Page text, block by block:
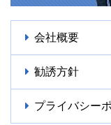
会社概要
勧誘方針
プライバシー